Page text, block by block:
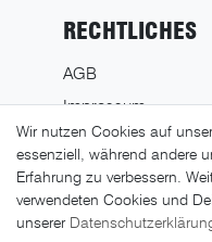
RECHTLICHES
AGB
Impressum
Datenschutz
Widerrufsrecht
Widerrufsformular
Wir nutzen Cookies auf
essenziell, während andere
Erfahrung zu verbessern.
verwendeten Cookies und
unserer